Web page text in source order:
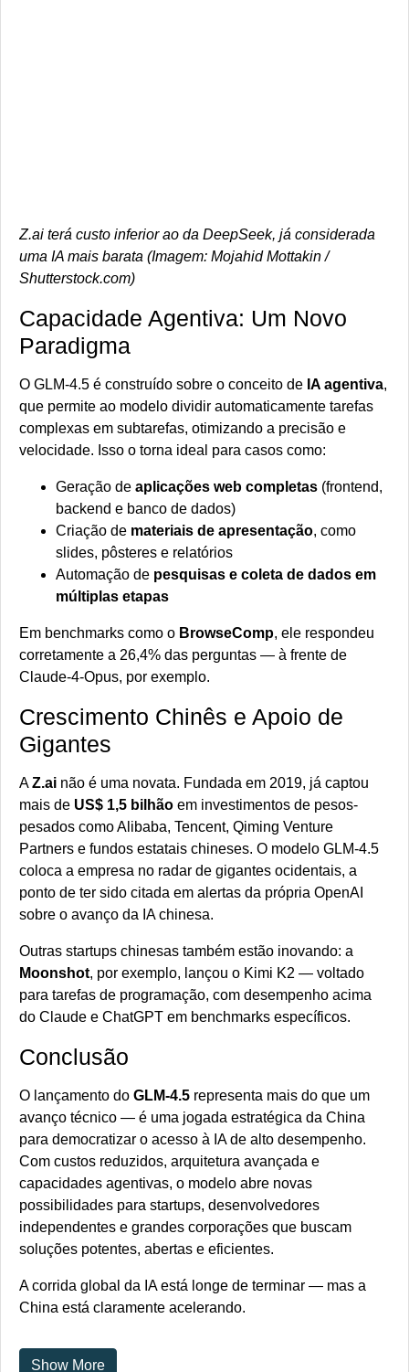
Z.ai terá custo inferior ao da DeepSeek, já considerada
uma IA mais barata (Imagem: Mojahid Mottakin /
Shutterstock.com)
Capacidade Agentiva: Um Novo
Paradigma
O GLM-4.5 é construído sobre o conceito de IA agentiva,
que permite ao modelo dividir automaticamente tarefas
complexas em subtarefas, otimizando a precisão e
velocidade. Isso o torna ideal para casos como:
Geração de aplicações web completas (frontend,
backend e banco de dados)
Criação de materiais de apresentação, como
slides, pôsteres e relatórios
Automação de pesquisas e coleta de dados em
múltiplas etapas
Em benchmarks como o BrowseComp, ele respondeu
corretamente a 26,4% das perguntas — à frente de
Claude-4-Opus, por exemplo.
Crescimento Chinês e Apoio de
Gigantes
AZ.ai não é uma novata. Fundada em 2019, já captou
mais de US$ 1,5 bilhão em investimentos de pesos-
pesados como Alibaba, Tencent, Qiming Venture
Partners e fundos estatais chineses. O modelo GLM-4.5
coloca a empresa no radar de gigantes ocidentais, a
ponto de ter sido citada em alertas da própria OpenAI
sobre o avanço da IA chinesa.
Outras startups chinesas também estão inovando: a
Moonshot, por exemplo, lançou o Kimi K2 — voltado
para tarefas de programação, com desempenho acima
do Claude e ChatGPT em benchmarks específicos.
Conclusão
O lançamento do GLM-4.5 representa mais do que um
avanço técnico — é uma jogada estratégica da China
para democratizar o acesso à IA de alto desempenho.
Com custos reduzidos, arquitetura avançada e
capacidades agentivas, o modelo abre novas
possibilidades para startups, desenvolvedores
independentes e grandes corporações que buscam
soluções potentes, abertas e eficientes.
A corrida global da IA está longe de terminar — mas a
China está claramente acelerando.
Show More